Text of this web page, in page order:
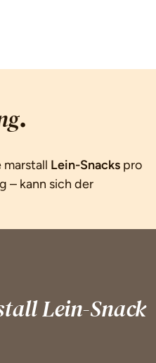
.
marstall Lein-Snacks pro
– kann sich der
Lein-Snack